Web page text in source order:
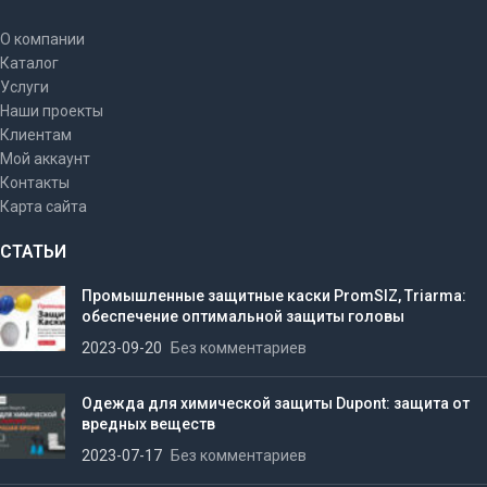
О компании
Каталог
Услуги
Наши проекты
Клиентам
Мой аккаунт
Контакты
Карта сайта
СТАТЬИ
Промышленные защитные каски PromSIZ, Triarma:
обеспечение оптимальной защиты головы
2023-09-20
Без комментариев
Одежда для химической защиты Dupont: защита от
вредных веществ
2023-07-17
Без комментариев